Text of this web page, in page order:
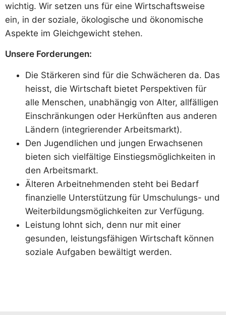
wichtig. Wir setzen uns für eine Wirtschaftsweise
ein, in der soziale, ökologische und ökonomische
Aspekte im Gleichgewicht stehen.
Unsere Forderungen:
Die Stärkeren sind für die Schwächeren da. Das
heisst, die Wirtschaft bietet Perspektiven für
alle Menschen, unabhängig von Alter, allfälligen
Einschränkungen oder Herkünften aus anderen
Ländern (integrierender Arbeitsmarkt).
Den Jugendlichen und jungen Erwachsenen
bieten sich vielfältige Einstiegsmöglichkeiten in
den Arbeitsmarkt.
Älteren Arbeitnehmenden steht bei Bedarf
finanzielle Unterstützung für Umschulungs- und
Weiterbildungsmöglichkeiten zur Verfügung.
Leistung lohnt sich, denn nur mit einer
gesunden, leistungsfähigen Wirtschaft können
soziale Aufgaben bewältigt werden.